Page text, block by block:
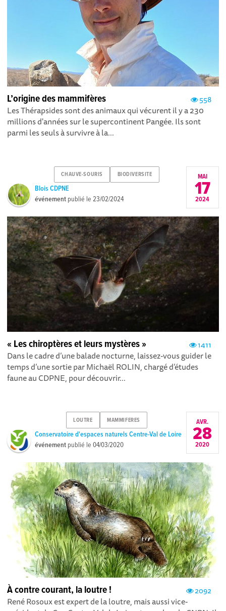
558
L’origine des mammifères
Les Thérapsides sont des animaux qui vécurent il y a 230
millions d'années sur le supercontinent Pangée. Ils sont
parmi les seuls à survivre à la...
CHAUVE-SOURIS BIODIVERSITE
Blois CDPNE
événement publié le23/02/2024
MAI
17
2024
1411
« Les chiroptères et leurs mystères »
Dans le cadre d’une balade nocturne, laissez-vous guider le
temps d’une sortie par Michaël ROLIN, chargé d’études
faune au CDPNE, pour découvrir...
LOUTRE MAMMIFERES
Conservatoire d'espaces naturels Centre-Val de Loire
événement publié le04/03/2020
AVR.
28
2020
2092
À contre courant, la loutre !
René Rosoux est expert de la loutre, mais aussi vice-